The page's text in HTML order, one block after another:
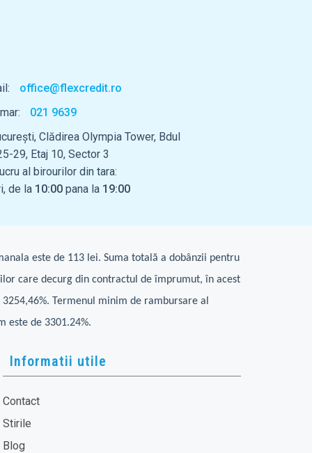
office@flexcredit.ro
021 9639
Clădirea Olympia Tower, Bdul
29, Etaj 10, Sector 3
al birourilor din tara:
de la 10:00 pana la 19:00
este de 113 lei. Suma totală a dobânzii pentru
care decurg din contractul de împrumut, în acest
Termenul minim de rambursare al
este de 3301.24%.
Informatii utile
Contact
Stirile
Blog